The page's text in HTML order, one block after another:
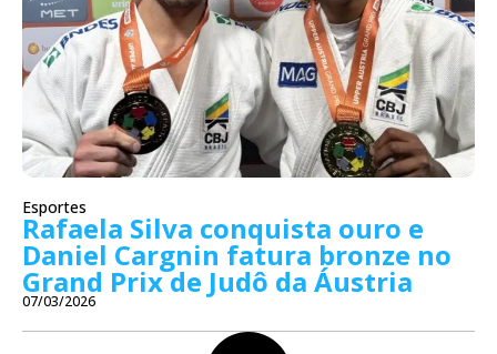
Esportes
Rafaela Silva conquista ouro e
Daniel Cargnin fatura bronze no
Grand Prix de Judô da Áustria
07/03/2026